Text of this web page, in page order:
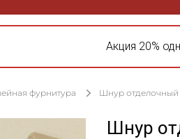
Акция 20%
фурнитура Шнур отделочный
Шнур